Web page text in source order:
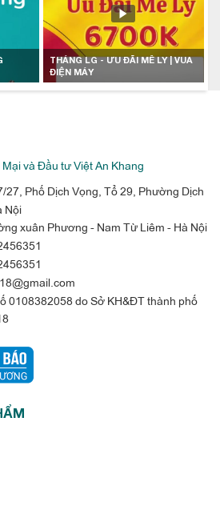
THÁNG LG - ƯU ĐÃI MÊ LY | VUA
ĐIỆN MÁY
và Đầu tư Việt An Khang
27, Phố Dịch Vọng, Tổ 29, Phường Dịch
Nội
xuân Phương - Nam Từ Liêm - Hà Nội
0108382058 do Sở KH&ĐT thành phố